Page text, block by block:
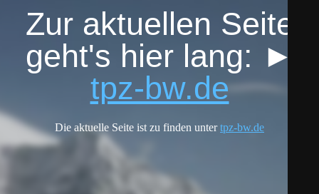
Zur aktuellen Seite
geht's hier lang: ►
tpz-bw.de
Die aktuelle Seite ist zu finden untertpz-bw.de